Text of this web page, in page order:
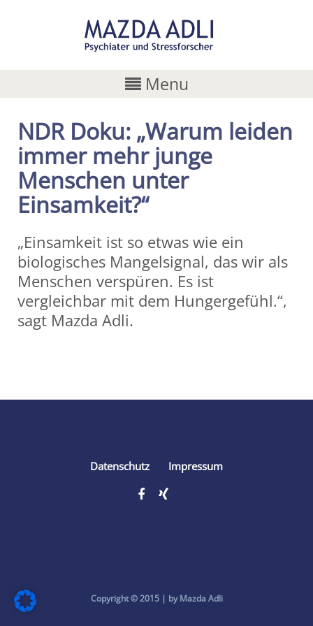
Menu
NDR Doku: „Warum leiden
immer mehr junge
Menschen unter
Einsamkeit?“
„Einsamkeit ist so etwas wie ein
biologisches Mangelsignal, das wir als
Menschen verspüren. Es ist
vergleichbar mit dem Hungergefühl.“,
sagt Mazda Adli.
Datenschutz Impressum
Copyright © 2015 | by Mazda Adli